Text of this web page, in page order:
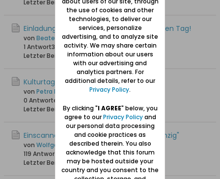
Letzter Beitrag07.05.2025, 04:46
Einladung nach Lübeck: Danzig für 'n halben Tag!
von Beate
1 Antwort3.334 Hits0 Likes
Letzter Beitrag31.10.2024, 12:26
Kulturtagung in Stuttgart Oktober 2024
von Petra M.
0 Antworten
Letzter Beitrag 16.09.2024, 16:49
Einscannen / Digitalisieren von "Unser Danzig"
von Wolfgang
119 Antworten 154.119 Hits0 Likes
Letzter Beitrag30.08.2024, 09:44
the use of cookies and other
technologies, to deliver our
services, personalize
advertising, and to analyze site
activity. We may share certain
information about our users
with our advertising and
analytics partners. For
additional details, refer to our
Privacy Policy.
By clicking "I AGREE" below, you
agree to ourPrivacy Policyand
our personal data processing
and cookie practices as
described therein. You also
acknowledge that this forum
may be hosted outside your
country and you consent to the